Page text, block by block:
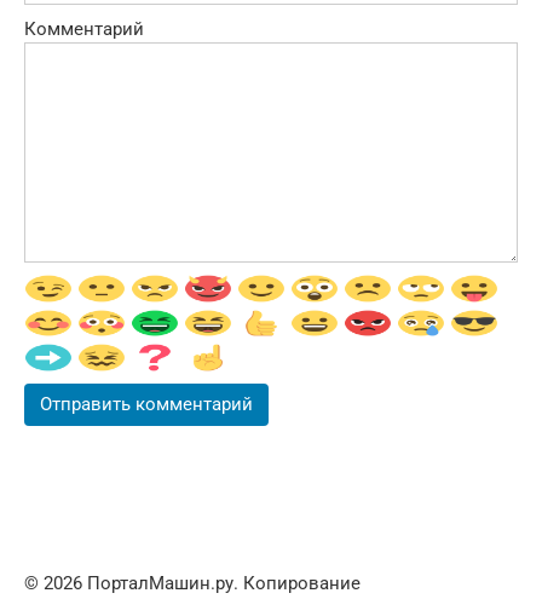
Комментарий
© 2026 ПорталМашин.ру. Копирование